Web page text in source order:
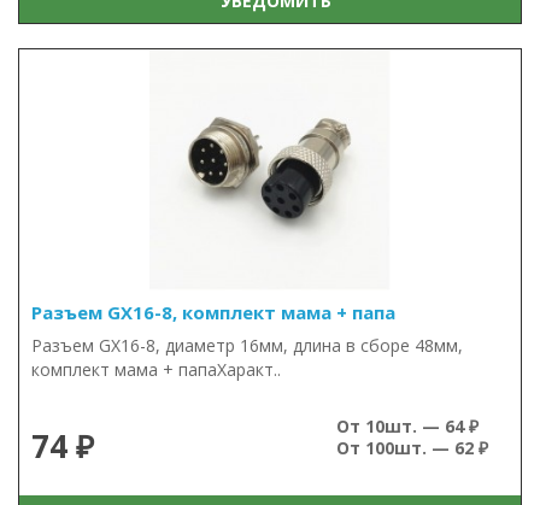
Разъем GX16-8, комплект мама + папа
Разъем GX16-8, диаметр 16мм, длина в сборе 48мм,
комплект мама + папаХаракт..
74 ₽
От 10шт. — 64 ₽
От 100шт. — 62 ₽